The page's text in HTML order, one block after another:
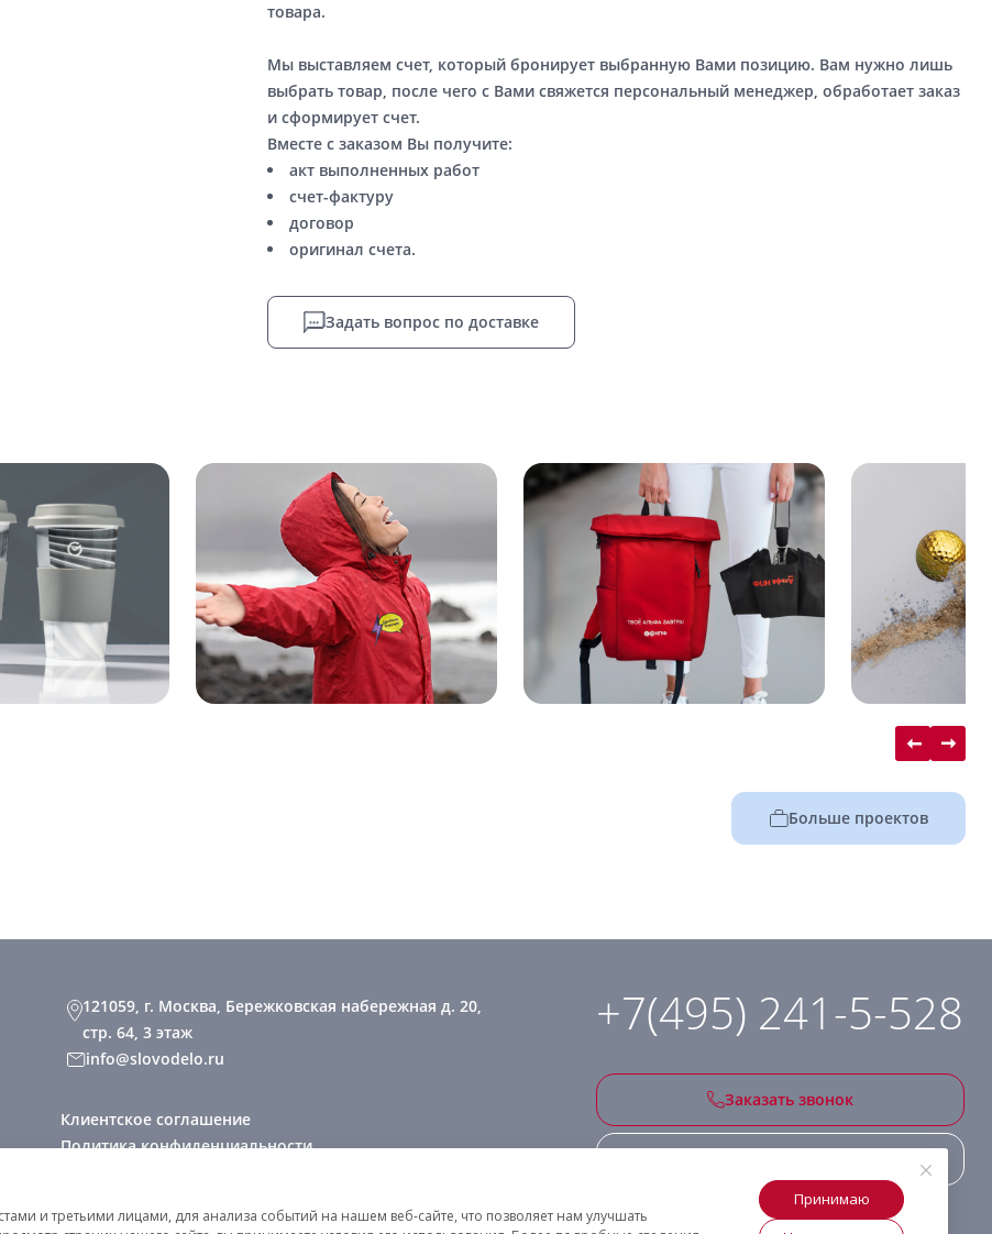
товара.
Мы выставляем счет, который бронирует выбранную Вами позицию. Вам нужно лишь
выбрать товар, после чего с Вами свяжется персональный менеджер, обработает заказ
и сформирует счет.
Вместе с заказом Вы получите:
акт выполненных работ
счет-фактуру
договор
оригинал счета.
Задать вопрос по доставке
Больше проектов
121059, г. Москва, Бережковская набережная д. 20,
стр. 64, 3 этаж
info@slovodelo.ru
+7(495) 241-5-528
Заказать звонок
Клиентское соглашение
Политика конфиденциальности
и третьими лицами, для анализа событий на нашем веб-сайте, что позволяет нам улучшать
Принимаю